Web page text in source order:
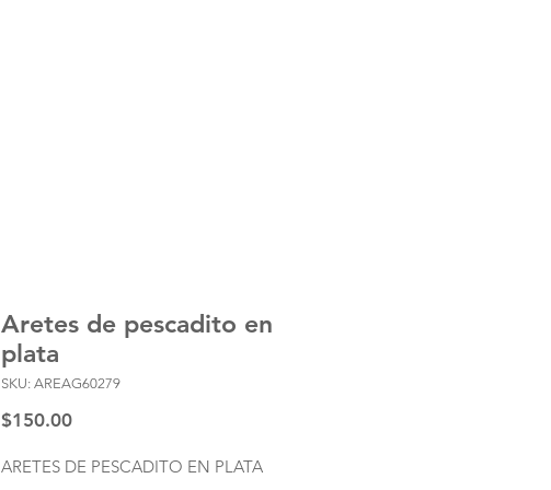
Aretes de pescadito en
plata
SKU: AREAG60279
$150.00Precio
ARETES DE PESCADITO EN PLATA